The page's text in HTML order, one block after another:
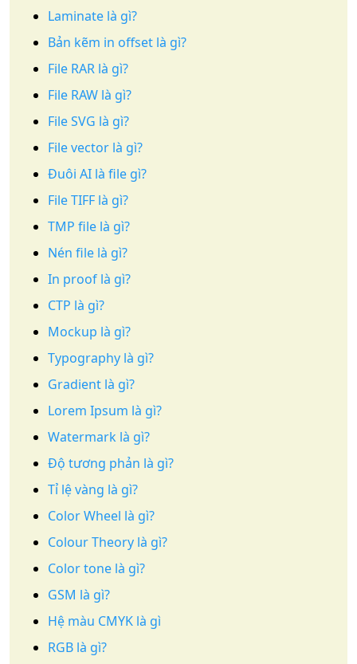
Laminate là gì?
Bản kẽm in offset là gì?
File RAR là gì?
File RAW là gì?
File SVG là gì?
File vector là gì?
Đuôi AI là file gì?
File TIFF là gì?
TMP file là gì?
Nén file là gì?
In proof là gì?
CTP là gì?
Mockup là gì?
Typography là gì?
Gradient là gì?
Lorem Ipsum là gì?
Watermark là gì?
Độ tương phản là gì?
Tỉ lệ vàng là gì?
Color Wheel là gì?
Colour Theory là gì?
Color tone là gì?
GSM là gì?
Hệ màu CMYK là gì
RGB là gì?